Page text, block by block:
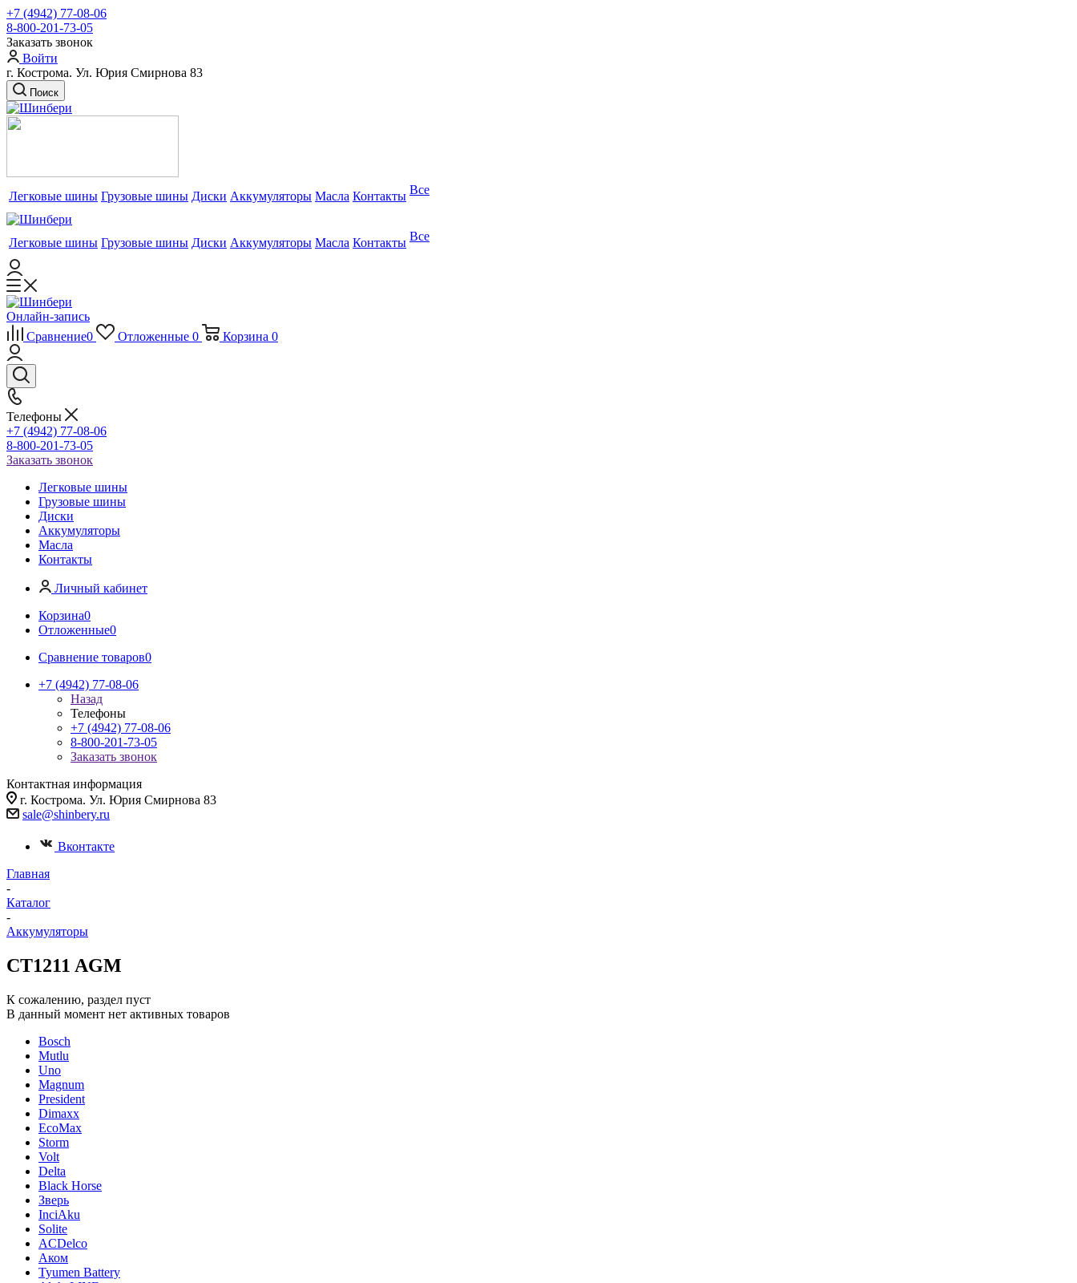
+7 (4942) 77-08-06
8-800-201-73-05
Заказать звонок
Войти
г. Кострома. Ул. Юрия Смирнова 83
Поиск
Легковые шины Грузовые шины Диски Аккумуляторы Масла Контакты Все
Легковые шины Грузовые шины Диски Аккумуляторы Масла Контакты Все
Онлайн-запись
Сравнение0 Отложенные 0 Корзина 0
Телефоны
+7 (4942) 77-08-06
8-800-201-73-05
Заказать звонок
Легковые шины
Грузовые шины
Диски
Аккумуляторы
Масла
Контакты
Личный кабинет
Корзина0
Отложенные0
Сравнение товаров0
+7 (4942) 77-08-06
Назад
Телефоны
+7 (4942) 77-08-06
8-800-201-73-05
Заказать звонок
Контактная информация
г. Кострома. Ул. Юрия Смирнова 83
sale@shinbery.ru
Вконтакте
Главная
-
Каталог
-
Аккумуляторы
CT1211 AGM
К сожалению, раздел пуст
В данный момент нет активных товаров
Bosch
Mutlu
Uno
Magnum
President
Dimaxx
EcoMax
Storm
Volt
Delta
Black Horse
Зверь
InciAku
Solite
ACDelco
Аком
Tyumen Battery